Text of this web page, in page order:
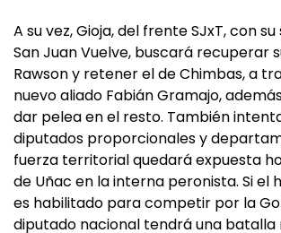
A su vez, Gioja, del frente SJxT, con
San Juan Vuelve, buscará recuperar
Rawson y retener el de Chimbas, a
nuevo aliado Fabián Gramajo,
dar pelea en el resto. También
diputados proporcionales y
fuerza territorial quedará expuesta
de Uñac en la interna peronista. Si el
es habilitado para competir por la
diputado nacional tendrá una batalla